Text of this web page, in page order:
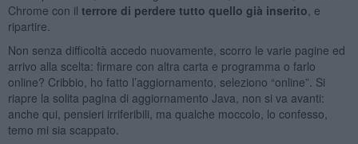
Chrome con il terrore di perdere tutto quello già inserito , e
ripartire.
Non senza difficoltà accedo nuovamente, scorro le varie pagine ed
arrivo alla scelta: firmare con altra carta e programma o farlo
online? Cribbio, ho fatto l’aggiornamento, seleziono “online”. Si
riapre la solita pagina di aggiornamento Java, non si va avanti:
anche qui, pensieri irriferibili, ma qualche moccolo, lo confesso,
temo mi sia scappato.